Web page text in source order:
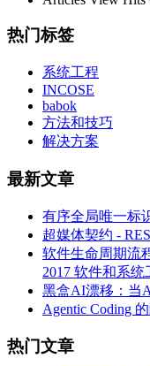
热门标签
系统工程
INCOSE
babok
方法和技巧
解决方案
最新文章
有序全局唯一标
超媒体契约 -
软件生命周期流
2017 软件和系
黑盒AI漂移：当
Agentic Coding
热门文章